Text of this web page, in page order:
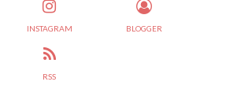
INSTAGRAM BLOGGER
RSS